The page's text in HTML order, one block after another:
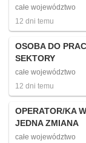
całe województwo
12 dni temu
OSOBA DO
SEKTORY
całe województwo
12 dni temu
OPERATOR/KA
JEDNA ZMIANA
całe województwo